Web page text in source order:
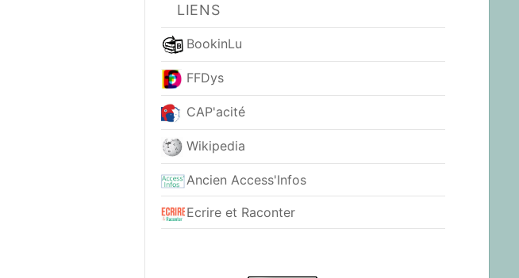
LIENS
BookinLu
FFDys
CAP'acité
Wikipedia
Ancien Access'Infos
Ecrire et Raconter